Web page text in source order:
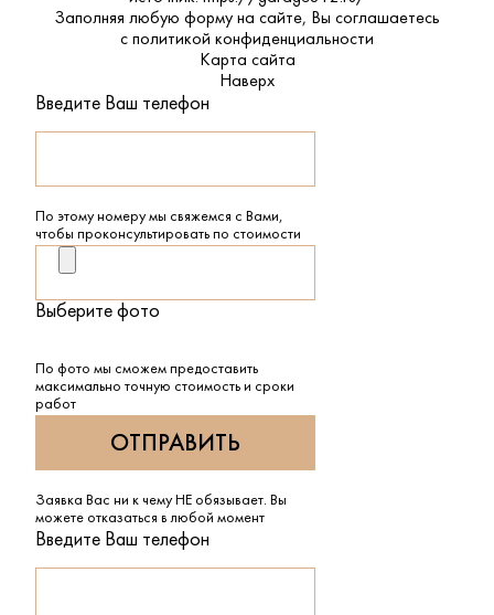
Заполняя любую форму на сайте, Вы соглашаетесь
с политикой конфиденциальности
Карта сайта
Наверх
Введите Ваш телефон
По этому номеру мы свяжемся с Вами,
чтобы проконсультировать по стоимости
Выберите фото
По фото мы сможем предоставить
максимально точную стоимость и сроки
работ
Заявка Вас ни к чему НЕ обязывает. Вы
можете отказаться в любой момент
Введите Ваш телефон